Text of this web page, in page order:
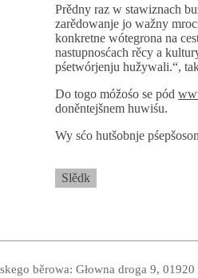
Prědny raz w stawiznach
zarědowanje jo wažny
konkretne wótegrona na
nastupnosćach rěcy a
pśetwórjenju hužywali.“,
Do togo móžośo se pód
doněntejšnem huwiśu.
Wy sćo hutšobnje
Slědk
běrowa: Głowna droga 9,